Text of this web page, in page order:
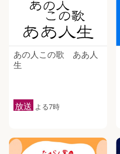
あの人この歌 ああ人
生
放送 よる7時